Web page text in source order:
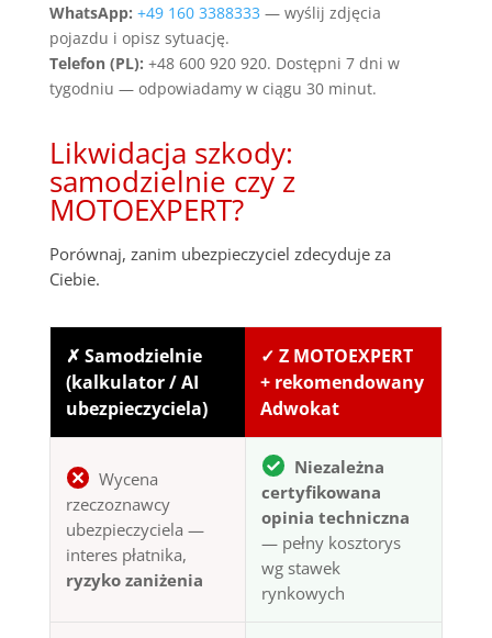
WhatsApp: +49 160 3388333 — wyślij zdjęcia
pojazdu i opisz sytuację.
Telefon (PL): +48 600 920 920. Dostępni 7 dni w
tygodniu — odpowiadamy w ciągu 30 minut.
Likwidacja szkody:
samodzielnie czy z
MOTOEXPERT?
Porównaj, zanim ubezpieczyciel zdecyduje za
Ciebie.
✗ Samodzielnie
(kalkulator / AI
ubezpieczyciela)
✓ Z MOTOEXPERT
+ rekomendowany
Adwokat
Wycena
rzeczoznawcy
ubezpieczyciela —
interes płatnika,
ryzyko zaniżenia
Niezależna
certyfikowana
opinia techniczna
— pełny kosztorys
wg stawek
rynkowych